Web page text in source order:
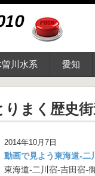
曽川水系 愛知
りまく歴史
2014年10月7日
動画で見よう東海道-二
東海道-二川宿-吉田宿-